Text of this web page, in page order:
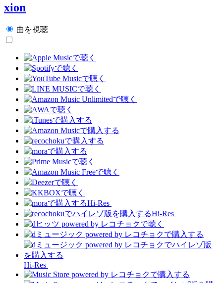
xion
曲を視聴
Hi-Res
Hi-Res
Hi-Res